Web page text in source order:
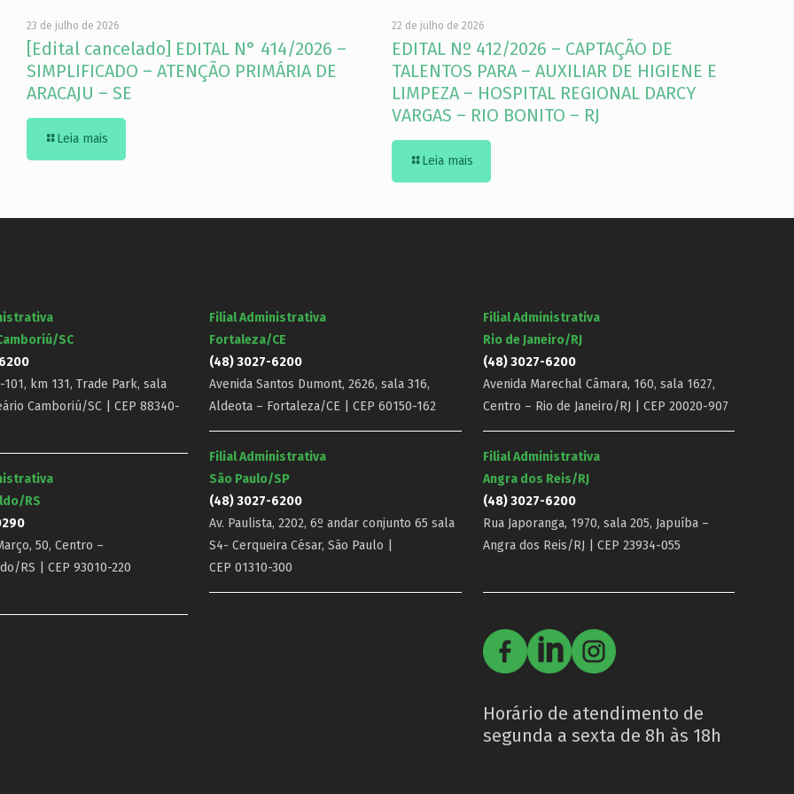
23 de julho de 2026
[Edital cancelado] EDITAL N° 414/2026 –
SIMPLIFICADO – ATENÇÃO PRIMÁRIA DE
ARACAJU – SE
Leia mais
22 de julho de 2026
EDITAL Nº 412/2026 – CAPTAÇÃO DE
TALENTOS PARA – AUXILIAR DE HIGIENE E
LIMPEZA – HOSPITAL REGIONAL DARCY
VARGAS – RIO BONITO – RJ
Leia mais
SC
101, km 131, Trade Park, sala
Camboriú/SC | CEP 88340-
RS
50, Centro –
RS | CEP 93010-220
Filial Administrativa
Fortaleza/CE
(48) 3027-6200
Avenida Santos Dumont, 2626, sala 316,
Aldeota – Fortaleza/CE | CEP 60150-162
Filial Administrativa
São Paulo/SP
(48) 3027-6200
Av. Paulista, 2202, 6º andar conjunto 65 sala
S4- Cerqueira César, São Paulo |
CEP 01310-300
Filial Administrativa
Rio de Janeiro/RJ
(48) 3027-6200
Avenida Marechal Câmara, 160, sala 1627,
Centro – Rio de Janeiro/RJ | CEP 20020-907
Filial Administrativa
Angra dos Reis/RJ
(48) 3027-6200
Rua Japoranga, 1970, sala 205, Japuíba –
Angra dos Reis/RJ | CEP 23934-055
Horário de atendimento de
segunda a sexta de 8h às 18h